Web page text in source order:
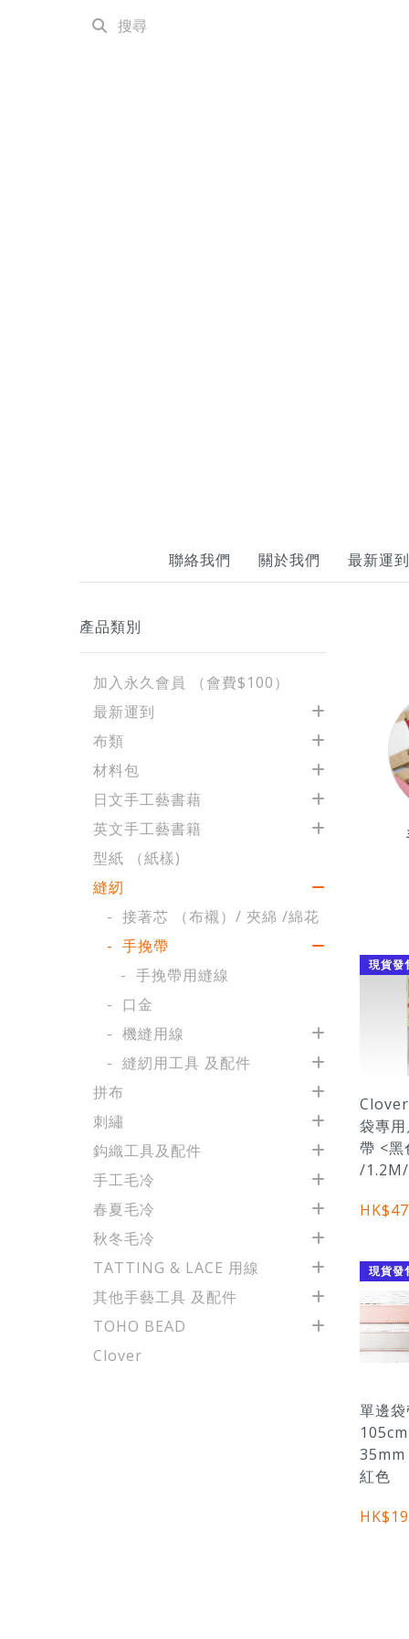
聯絡我們 關於我們 最新運到
產品類別
加入永久會員 （會費$100）
最新運到
布類
材料包
日文手工藝書藉
英文手工藝書籍
型紙 （紙樣)
縫紉
接著芯 （布襯）/ 夾綿 /綿花
手挽帶
手挽帶用縫線
口金
機縫用線
縫紉用工具 及配件
拼布
刺繡
鈎織工具及配件
手工毛冷
春夏毛冷
秋冬毛冷
TATTING & LACE 用線
其他手藝工具 及配件
TOHO BEAD
Clover
現貨發
袋專
帶 <
/
現貨發
單邊
35mm
紅色